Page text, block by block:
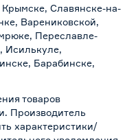
Славянске-на-
Варениковской,
Переславле-
Исилькуле,
Барабинске,
товаров
Производитель
характеристики/